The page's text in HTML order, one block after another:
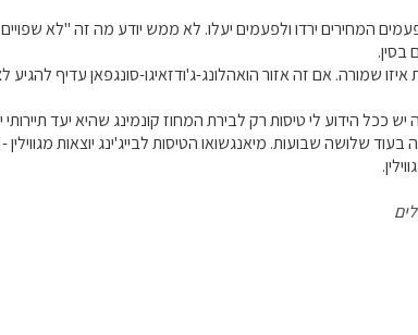
המחירים ירדו ולפעמים יעלו. לא ממש יודע מה זה "לא
בסין.
ככל הידוע לי טיסות רק לבירת המחוז קונמינג שהיא יעד
בעוד שלושה שבועות. מיאנגשואו הטיסות לבייג'ינג יוצאות